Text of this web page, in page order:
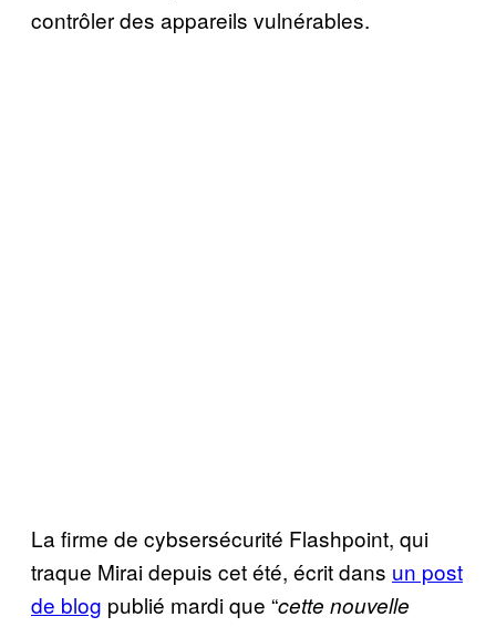
contrôler des appareils vulnérables.
La firme de cybsersécurité Flashpoint, qui
traque Mirai depuis cet été, écrit dans un post
de blog publié mardi que “cette nouvelle